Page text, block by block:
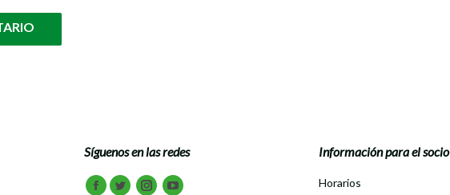
Síguenos en las redes
Encuéntranos en:
Información para el socio
Horarios